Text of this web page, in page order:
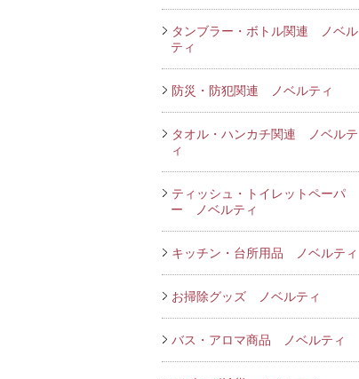
タンブラー・ボトル関連 ノベル
ティ
防災・防犯関連 ノベルティ
タオル・ハンカチ関連 ノベルテ
ィ
ティッシュ・トイレットペーパ
ー ノベルティ
キッチン・台所用品 ノベルティ
お掃除グッズ ノベルティ
バス・アロマ商品 ノベルティ